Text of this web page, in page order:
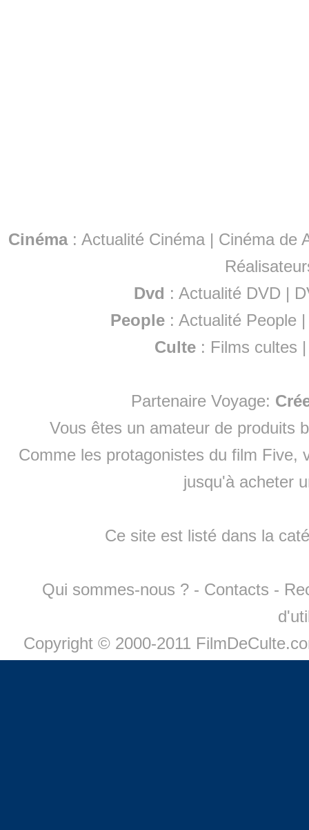
Cinéma: Actualité Cinéma | Cinéma de
Dvd : Actualité DVD |
People :Actualité People
Culte : Films cultes
Partenaire Voyage:
Vous êtes un amateur de produits
Comme les protagonistes du film Five,
jusqu'à acheter
Ce site est listé dans la
Qui sommes-nous ? - Contacts -
Copyright © 2000-2011